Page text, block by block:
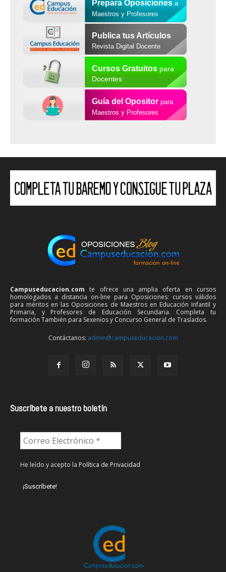
Prepara Oposiciones a
Maestros y Profesores
Publica tus Artículos
Revista Digital Docente
Cursos Gratuitospara
Docentes
Guía del Opositor para
Maestros y Profesores
Campuseducacion.com te ofrece una amplia oferta en cursos
homologados a distancia on-line para Oposiciones: cursos válidos
para méritos en las Oposiciones de Maestros en Educación Infantil y
Primaria, y Profesores de Educación Secundaria. Completa tu
formación También para Sexenios y Concurso General de Traslados.
Contáctanos: admin@campuseducacion.com
Suscríbete a nuestro boletín
He leído y acepto la Política de Privacidad